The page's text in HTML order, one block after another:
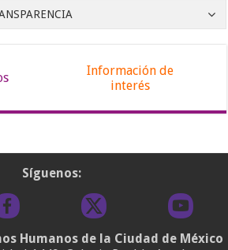
Información de
interés
Síguenos:
Humanos de la Ciudad de México